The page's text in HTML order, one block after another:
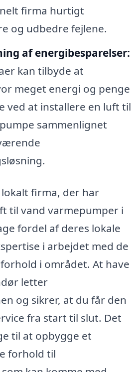
firma hurtigt
og udbedre fejlene.
af energibesparelser:
kan tilbyde at
meget energi og penge
ved at installere en luft til
sammenlignet
firma, der har
til vand varmepumper i
fordel af deres lokale
i arbejdet med de
i området. At have
letter
og sikrer, at du får den
fra start til slut. Det
til at opbygge et
forhold til